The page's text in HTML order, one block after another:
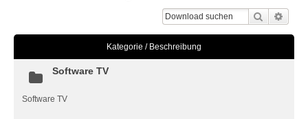
Suche
Kategorie / Beschreibung
Software TV
Software TV